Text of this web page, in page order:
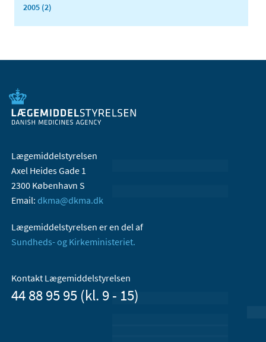
2005 (2)
Lægemiddelstyrelsen
Axel Heides Gade 1
2300 København S
Email: dkma@dkma.dk
Lægemiddelstyrelsen er en del af
Sundheds- og Kirkeministeriet.
Kontakt Lægemiddelstyrelsen
44 88 95 95 (kl. 9 - 15)